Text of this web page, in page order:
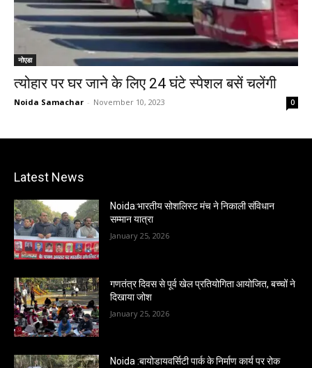
नोएडा
त्योहार पर घर जाने के लिए 24 घंटे स्पेशल बसें चलेंगी
Noida Samachar - November 10, 2023 0
Latest News
Noida:भारतीय सोशलिस्ट मंच ने निकाली संविधान
सम्मान यात्रा
January 25, 2026
गणतंत्र दिवस से पूर्व खेल प्रतियोगिता आयोजित, बच्चों ने
दिखाया जोश
January 25, 2026
Noida :बायोडायवर्सिटी पार्क के निर्माण कार्य पर रोक